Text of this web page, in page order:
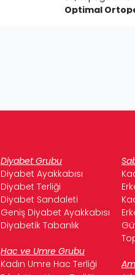
Optimal
hatta
süreli
Falcon Topuk Dikeni
Mevcut
Falcon Topuk
Ayakkabınızın
Ağrısız
Diyabet Grubu
Diyabet Ayakkabısı
Diyabet Terliği
Diyabet Sandaleti
Geniş Diyabet Ayakkabısı
Diyabetik Tabanlık
Hac ve Umre Grubu
Kadın Umre Hac Terliği